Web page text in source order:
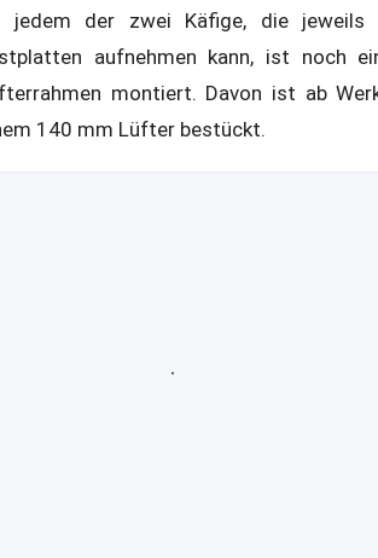
jedem der zwei Käfige, die jeweils
aufnehmen kann, ist noch
montiert. Davon ist ab
140 mm Lüfter bestückt.